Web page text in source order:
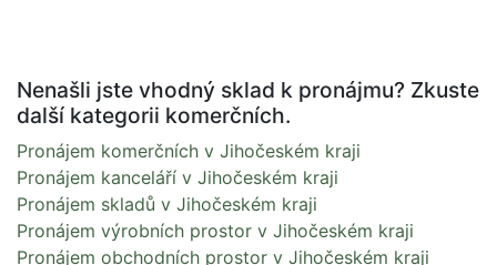
Nenašli jste vhodný sklad k pronájmu? Zkuste
další kategorii komerčních.
Pronájem komerčních v Jihočeském kraji
Pronájem kanceláří v Jihočeském kraji
Pronájem skladů v Jihočeském kraji
Pronájem výrobních prostor v Jihočeském kraji
Pronájem obchodních prostor v Jihočeském kraji